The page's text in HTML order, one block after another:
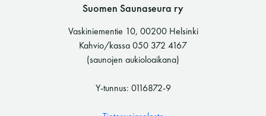
Suomen Saunaseura ry
Kahvio/kassa 050 372 4167
Suomen Saunaseura ry
Vaskiniementie 10, 00200 Helsinki
Kahvio/kassa 050 372 4167
(saunojen aukioloaikana)
Y-tunnus: 0116872-9